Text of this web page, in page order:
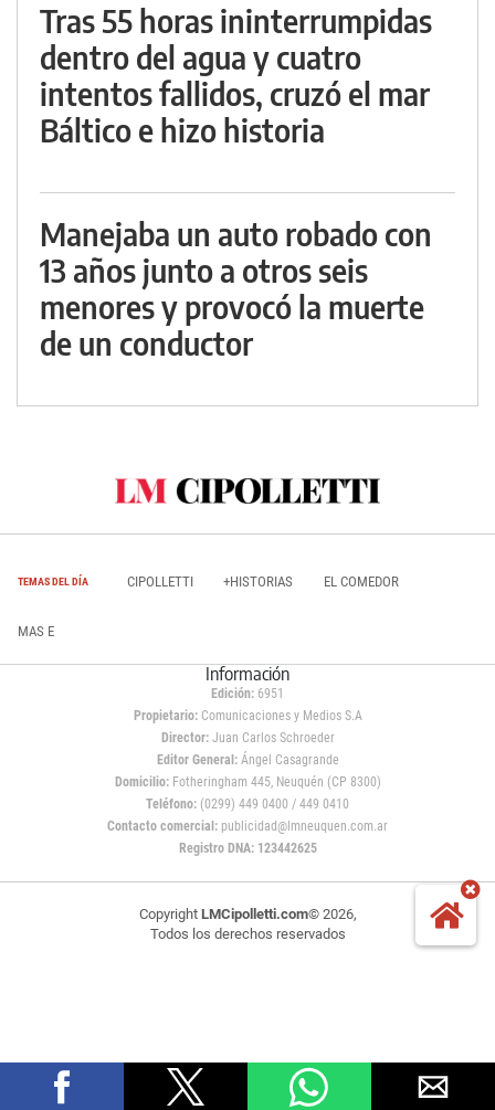
Tras 55 horas ininterrumpidas
dentro del agua y cuatro
intentos fallidos, cruzó el mar
Báltico e hizo historia
Manejaba un auto robado con
13 años junto a otros seis
menores y provocó la muerte
de un conductor
TEMAS DEL DÍA CIPOLLETTI +HISTORIAS EL COMEDOR
MAS E
Información
Edición: 6951
Propietario:Comunicaciones y Medios S.A
Director: Juan Carlos Schroeder
Editor General:Ángel Casagrande
Domicilio:Fotheringham 445, Neuquén (CP 8300)
Teléfono: (0299) 449 0400 / 449 0410
Contacto comercial: publicidad@lmneuquen.com.ar
Registro DNA: 123442625
Copyright LMCipolletti.com© 2026,
Todos los derechos reservados